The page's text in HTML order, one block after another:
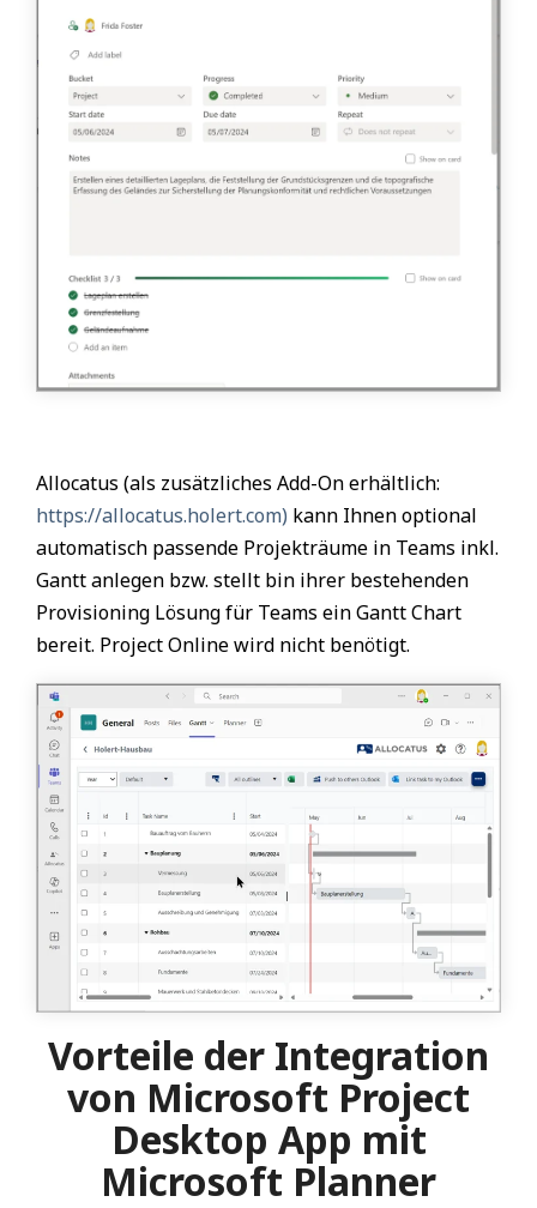
Allocatus (als zusätzliches Add-On erhältlich:
https://allocatus.holert.com) kann Ihnen optional
automatisch passende Projekträume in Teams inkl.
Gantt anlegen bzw. stellt bin ihrer bestehenden
Provisioning Lösung für Teams ein Gantt Chart
bereit. Project Online wird nicht benötigt.
Vorteile der Integration
von Microsoft Project
Desktop App mit
Microsoft Planner